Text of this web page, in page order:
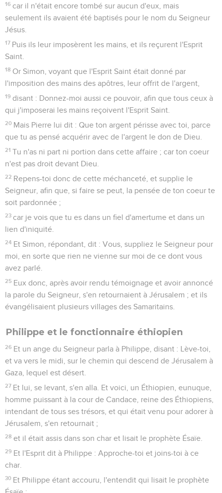
16 car il n'était encore tombé sur aucun d'eux, mais
seulement ils avaient été baptisés pour le nom du Seigneur
Jésus.
17 Puis ils leur imposèrent les mains, et ils reçurent l'Esprit
Saint.
18 Or Simon, voyant que l'Esprit Saint était donné par
l'imposition des mains des apôtres, leur offrit de l'argent,
19 disant : Donnez-moi aussi ce pouvoir, afin que tous ceux à
qui j'imposerai les mains reçoivent l'Esprit Saint.
20 Mais Pierre lui dit : Que ton argent périsse avec toi, parce
que tu as pensé acquérir avec de l'argent le don de Dieu.
21 Tu n'as ni part ni portion dans cette affaire ; car ton coeur
n'est pas droit devant Dieu.
22 Repens-toi donc de cette méchanceté, et supplie le
Seigneur, afin que, si faire se peut, la pensée de ton coeur te
soit pardonnée ;
23 car je vois que tu es dans un fiel d'amertume et dans un
lien d'iniquité.
24 Et Simon, répondant, dit : Vous, suppliez le Seigneur pour
moi, en sorte que rien ne vienne sur moi de ce dont vous
avez parlé.
25 Eux donc, après avoir rendu témoignage et avoir annoncé
la parole du Seigneur, s'en retournaient à Jérusalem ; et ils
évangélisaient plusieurs villages des Samaritains.
Philippe et le fonctionnaire éthiopien
26 Et un ange du Seigneur parla à Philippe, disant : Lève-toi,
et va vers le midi, sur le chemin qui descend de Jérusalem à
Gaza, lequel est désert.
27 Et lui, se levant, s'en alla. Et voici, un Éthiopien, eunuque,
homme puissant à la cour de Candace, reine des Éthiopiens,
intendant de tous ses trésors, et qui était venu pour adorer à
Jérusalem, s'en retournait ;
28 et il était assis dans son char et lisait le prophète Ésaïe.
29 Et l'Esprit dit à Philippe : Approche-toi et joins-toi à ce
char.
30 Et Philippe étant accouru, l'entendit qui lisait le prophète